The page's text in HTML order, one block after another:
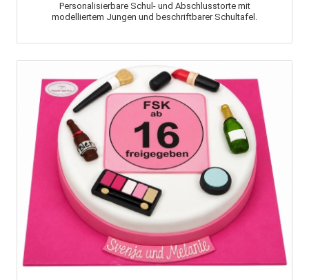
Personalisierbare Schul- und Abschlusstorte mit
modelliertem Jungen und beschriftbarer Schultafel.